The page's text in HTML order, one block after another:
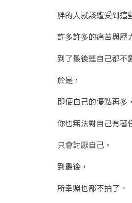
胖的人就該遭受到這
許多許多的痛苦與壓
到了最後連自己都不
於是，
即便自己的優點再多，
你也無法對自己有著
只會討厭自己，
到最後，
所幸照也都不拍了。